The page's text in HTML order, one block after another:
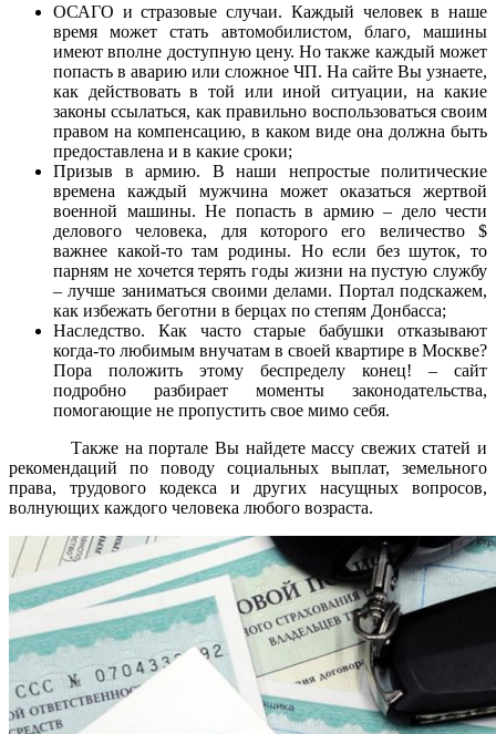
ОСАГО и стразовые случаи. Каждый человек в наше
время может стать автомобилистом, благо, машины
имеют вполне доступную цену. Но также каждый может
попасть в аварию или сложное ЧП. На сайте Вы узнаете,
как действовать в той или иной ситуации, на какие
законы ссылаться, как правильно воспользоваться своим
правом на компенсацию, в каком виде она должна быть
предоставлена и в какие сроки;
Призыв в армию. В наши непростые политические
времена каждый мужчина может оказаться жертвой
военной машины. Не попасть в армию – дело чести
делового человека, для которого его величество $
важнее какой-то там родины. Но если без шуток, то
парням не хочется терять годы жизни на пустую службу
– лучше заниматься своими делами. Портал подскажем,
как избежать беготни в берцах по степям Донбасса;
Наследство. Как часто старые бабушки отказывают
когда-то любимым внучатам в своей квартире в Москве?
Пора положить этому беспределу конец! – сайт
подробно разбирает моменты законодательства,
помогающие не пропустить свое мимо себя.
Также на портале Вы найдете массу свежих статей и
рекомендаций по поводу социальных выплат, земельного
права, трудового кодекса и других насущных вопросов,
волнующих каждого человека любого возраста.